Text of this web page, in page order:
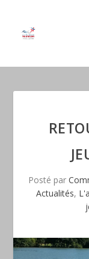
Posté par
Actualités,